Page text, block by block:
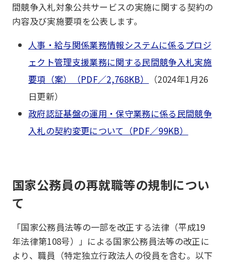
間競争入札対象公共サービスの実施に関する契約の
内容及び実施要項を公表します。
人事・給与関係業務情報システムに係るプロジ
ェクト管理支援業務に関する民間競争入札実施
要項（案）（PDF／2,768KB）
（2024年1月26
日更新）
政府認証基盤の運用・保守業務に係る民間競争
入札の契約変更について（PDF／99KB）
国家公務員の再就職等の規制につい
て
「国家公務員法等の一部を改正する法律（平成19
年法律第108号）」による国家公務員法等の改正に
より、職員（特定独立行政法人の役員を含む。以下